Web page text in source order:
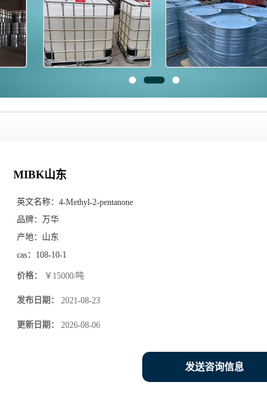
MIBK山东
英文名称： 4-Methyl-2-pentanone
品牌： 万华
产地： 山东
cas： 108-10-1
价格： ￥15000/吨
发布日期： 2021-08-23
更新日期： 2026-08-06
发送咨询信息